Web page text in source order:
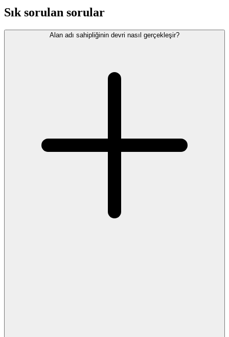
Sık sorulan sorular
Alan adı sahipliğinin devri nasıl gerçekleşir?